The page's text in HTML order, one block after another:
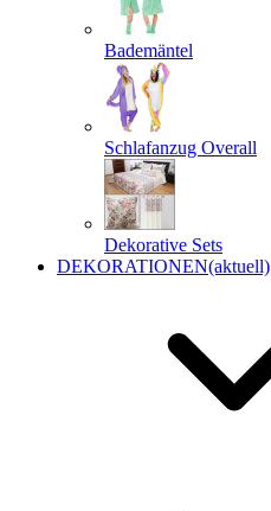
Bademäntel
Schlafanzug Overall
Dekorative Sets
DEKORATIONEN(aktuell)